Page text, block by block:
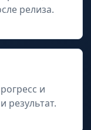
релиза.
и
результат.